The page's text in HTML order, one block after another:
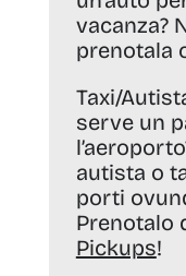
vacanza?
prenotala
Taxi/
serve un
autista o
porti
Prenotalo
Pickups!